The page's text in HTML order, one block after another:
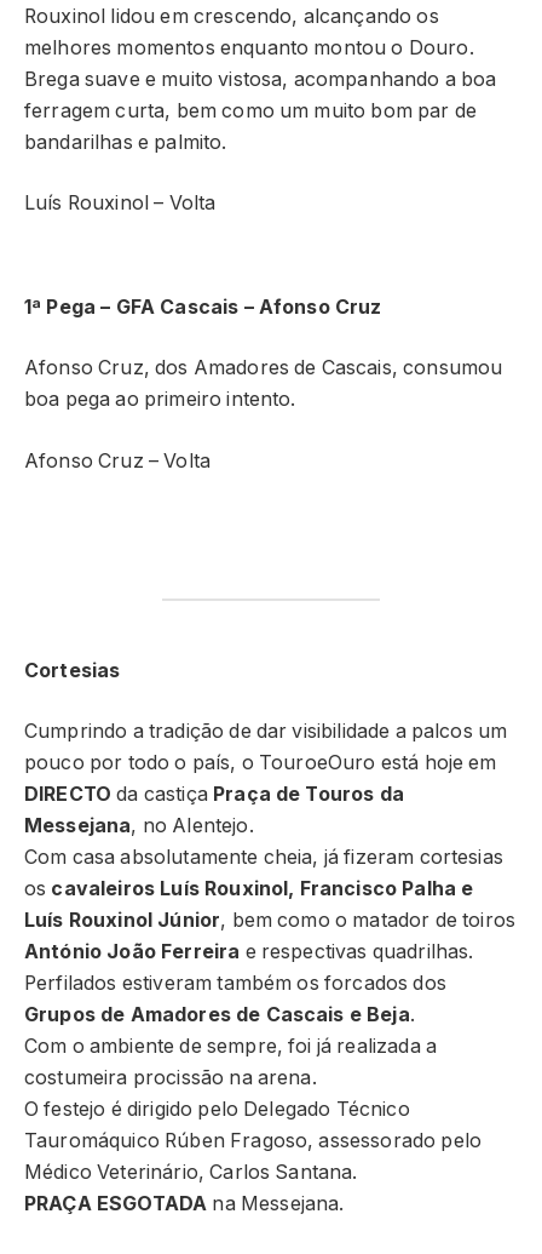
Rouxinol lidou em crescendo, alcançando os
melhores momentos enquanto montou o Douro.
Brega suave e muito vistosa, acompanhando a boa
ferragem curta, bem como um muito bom par de
bandarilhas e palmito.
Luís Rouxinol – Volta
1ª Pega – GFA Cascais – Afonso Cruz
Afonso Cruz, dos Amadores de Cascais, consumou
boa pega ao primeiro intento.
Afonso Cruz – Volta
Cortesias
Cumprindo a tradição de dar visibilidade a palcos um
pouco por todo o país, o TouroeOuro está hoje em
DIRECTOda castiça Praça de Touros da
Messejana, no Alentejo.
Com casa absolutamente cheia, já fizeram cortesias
os cavaleiros Luís Rouxinol, Francisco Palha e
Luís Rouxinol Júnior, bem como o matador de toiros
António João Ferreira e respectivas quadrilhas.
Perfilados estiveram também os forcados dos
Grupos de Amadores de Cascais e Beja.
Com o ambiente de sempre, foi já realizada a
costumeira procissão na arena.
O festejo é dirigido pelo Delegado Técnico
Tauromáquico Rúben Fragoso, assessorado pelo
Médico Veterinário, Carlos Santana.
PRAÇA ESGOTADA na Messejana.